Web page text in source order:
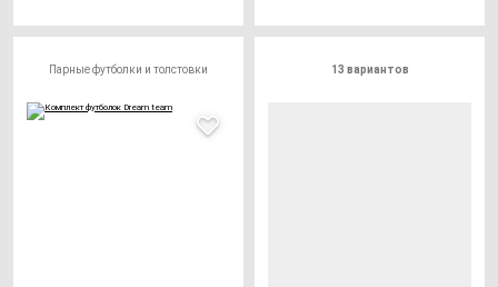
Парные футболки и толстовки 13 вариантов